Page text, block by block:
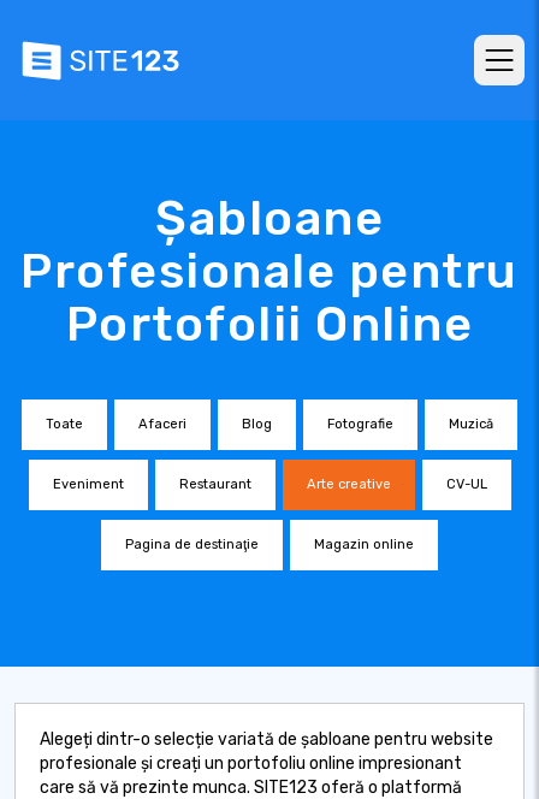
Șabloane
Profesionale pentru
Portofolii Online
Toate Afaceri Blog Fotografie Muzică
Eveniment Restaurant Arte creative CV-UL
Pagina de destinaţie Magazin online
Alegeți dintr-o selecție variată de șabloane pentru website
profesionale și creați un portofoliu online impresionant
care să vă prezinte munca. SITE123 oferă o platformă